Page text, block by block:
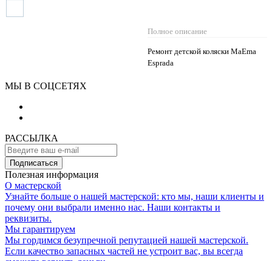
Полное описание
Ремонт детской коляски MaEma
Esprada
МЫ В СОЦСЕТЯХ
РАССЫЛКА
Подписаться
Полезная информация
О мастерской
Узнайте больше о нашей мастерской: кто мы, наши клиенты и
почему они выбрали именно нас. Наши контакты и
реквизиты.
Мы гарантируем
Мы гордимся безупречной репутацией нашей мастерской.
Если качество запасных частей не устроит вас, вы всегда